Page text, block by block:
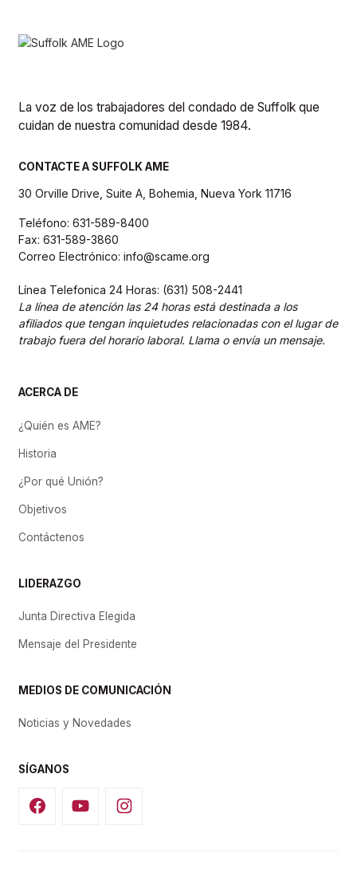
La voz de los trabajadores del condado de Suffolk que
cuidan de nuestra comunidad desde 1984.
CONTACTE A SUFFOLK AME
30 Orville Drive, Suite A, Bohemia, Nueva York 11716
Teléfono: 631-589-8400
Fax: 631-589-3860
Correo Electrónico: info@scame.org
Línea Telefonica 24 Horas: (631) 508-2441
La línea de atención las 24 horas está destinada a los
afiliados que tengan inquietudes relacionadas con el lugar de
trabajo fuera del horario laboral. Llama o envía un mensaje.
ACERCA DE
¿Quién es AME?
Historia
¿Por qué Unión?
Objetivos
Contáctenos
LIDERAZGO
Junta Directiva Elegida
Mensaje del Presidente
MEDIOS DE COMUNICACIÓN
Noticias y Novedades
SÍGANOS